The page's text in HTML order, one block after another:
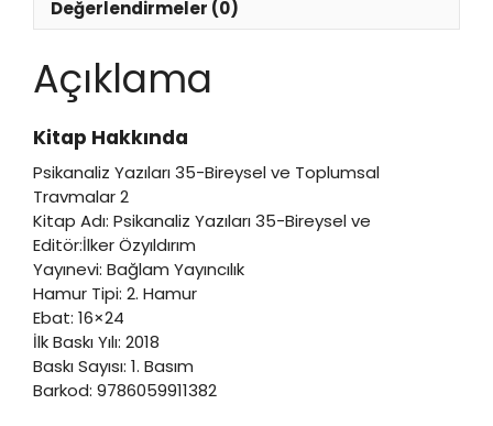
Değerlendirmeler (0)
Açıklama
Kitap Hakkında
Psikanaliz Yazıları 35-Bireysel ve Toplumsal
Travmalar 2
Kitap Adı: Psikanaliz Yazıları 35-Bireysel ve
Editör:İlker Özyıldırım
Yayınevi: Bağlam Yayıncılık
Hamur Tipi: 2. Hamur
Ebat: 16×24
İlk Baskı Yılı: 2018
Baskı Sayısı: 1. Basım
Barkod: 9786059911382